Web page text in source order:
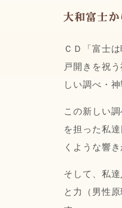
ＣＤ「富士
戸開きを祝
しい調べ・
この新しい
を担った私
くような響
そして、私
と力（男性